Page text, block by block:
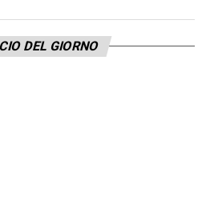
i bianconeri per il
quindi sbarcare in
DEL GIORNO